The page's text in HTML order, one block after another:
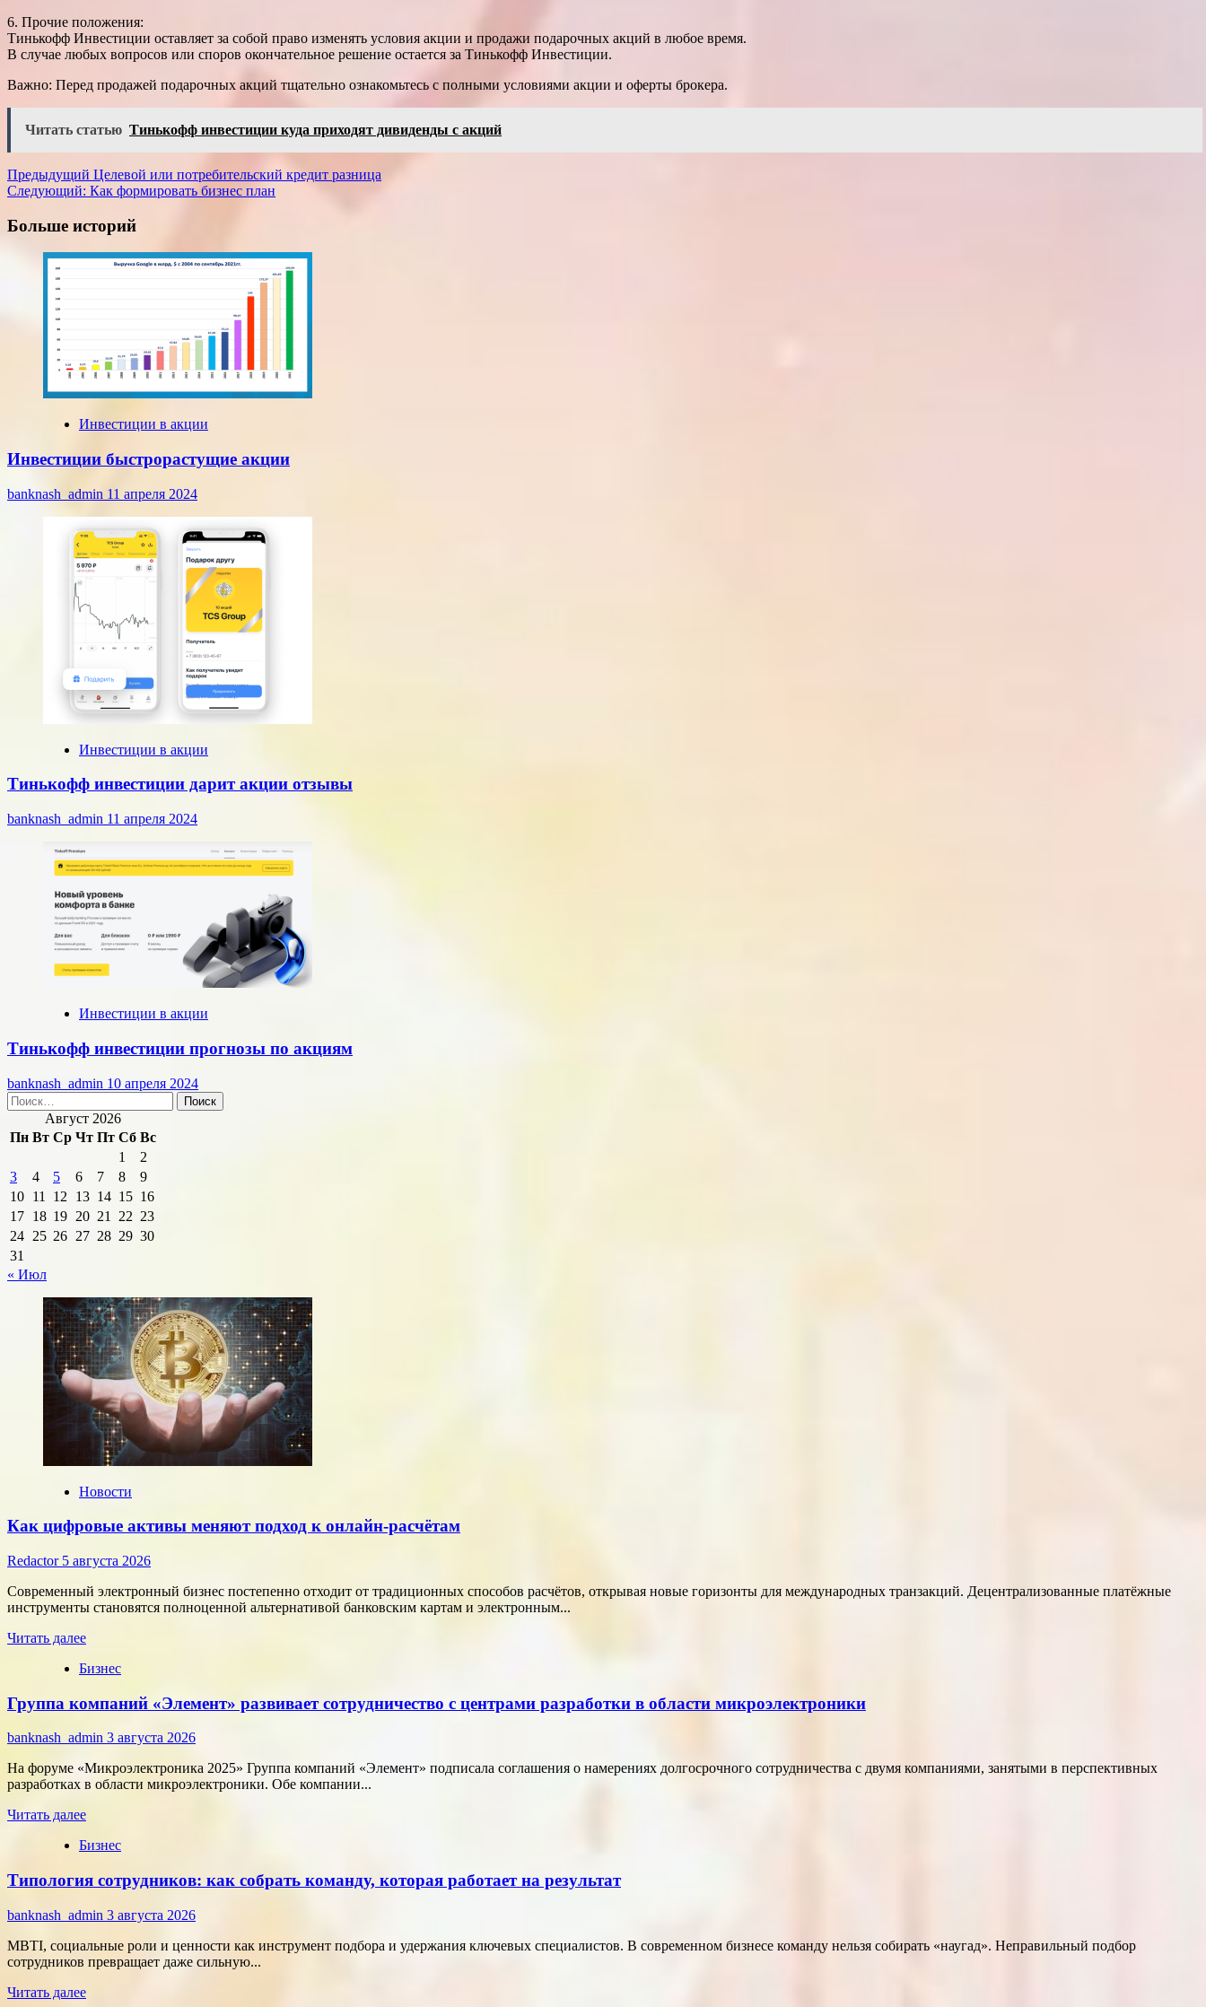
6. Прочие положения:
Тинькофф Инвестиции оставляет за собой право изменять условия акции и продажи подарочных акций в любое время.
В случае любых вопросов или споров окончательное решение остается за Тинькофф Инвестиции.
Важно: Перед продажей подарочных акций тщательно ознакомьтесь с полными условиями акции и оферты брокера.
Читать статью Тинькофф инвестиции куда приходят дивиденды с акций
Навигация
записи
Предыдущий Целевой или потребительский кредит разница
Следующий: Как формировать бизнес план
Больше историй
Инвестиции в акции
Инвестиции быстрорастущие акции
banknash_admin 11 апреля 2024
Инвестиции в акции
Тинькофф инвестиции дарит акции отзывы
banknash_admin 11 апреля 2024
Инвестиции в акции
Тинькофф инвестиции прогнозы по акциям
banknash_admin 10 апреля 2024
Найти:
Август 2026
Пн Вт Ср Чт Пт Сб Вс
1
2
3
4 5 6 7 8
9
10 11 12 13 14 15 16
17 18 19 20 21 22 23
24 25 26 27 28 29 30
31
« Июл
Новости
Как цифровые активы меняют подход к онлайн-расчётам
Redactor 5 августа 2026
Современный электронный бизнес постепенно отходит от традиционных способов расчётов, открывая новые горизонты для международных транзакций. Децентрализованные платёжные
инструменты становятся полноценной альтернативой банковским картам и электронным...
Читать далееПрочитать
о
цифровые
меняют
к
онлайн-
Бизнес
Группа компаний «Элемент» развивает сотрудничество с центрами разработки в области микроэлектроники
banknash_admin 3 августа 2026
На форуме «Микроэлектроника 2025» Группа компаний «Элемент» подписала соглашения о намерениях долгосрочного сотрудничества с двумя компаниями, занятыми в перспективных
разработках в области микроэлектроники. Обе компании...
Читать далееПрочитать
о
компаний
«Элемент»
развивает
сотрудничество
с
центрами
в
Бизнес
Типология сотрудников: как собрать команду, которая работает на результат
banknash_admin 3 августа 2026
MBTI, социальные роли и ценности как инструмент подбора и удержания ключевых специалистов. В современном бизнесе команду нельзя собирать «наугад». Неправильный подбор
сотрудников превращает даже сильную...
Читать далееПрочитать